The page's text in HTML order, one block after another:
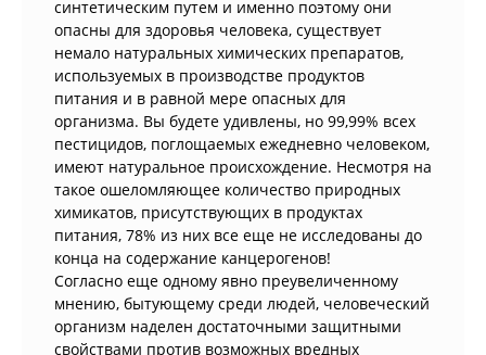
синтетическим путем и именно поэтому они
опасны для здоровья человека, существует
немало натуральных химических препаратов,
используемых в производстве продуктов
питания и в равной мере опасных для
организма. Вы будете удивлены, но 99,99% всех
пестицидов, поглощаемых ежедневно человеком,
имеют натуральное происхождение. Несмотря на
такое ошеломляющее количество природных
химикатов, присутствующих в продуктах
питания, 78% из них все еще не исследованы до
конца на содержание канцерогенов!
Согласно еще одному явно преувеличенному
мнению, бытующему среди людей, человеческий
организм наделен достаточными защитными
свойствами против возможных вредных